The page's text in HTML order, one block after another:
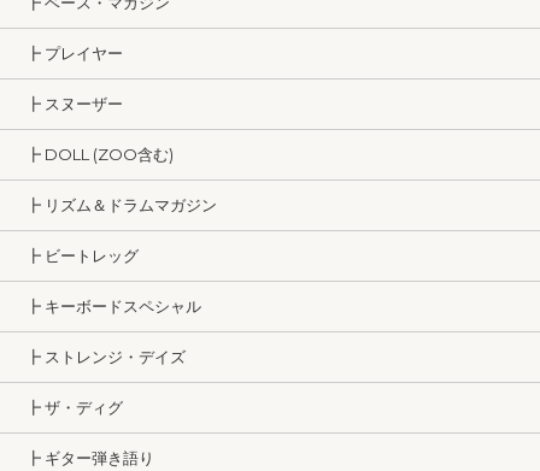
┣ プレイヤー
┣ スヌーザー
┣ DOLL (ZOO含む)
┣ リズム＆ドラムマガジン
┣ ビートレッグ
┣ キーボードスペシャル
┣ ストレンジ・デイズ
┣ ザ・ディグ
┣ ギター弾き語り